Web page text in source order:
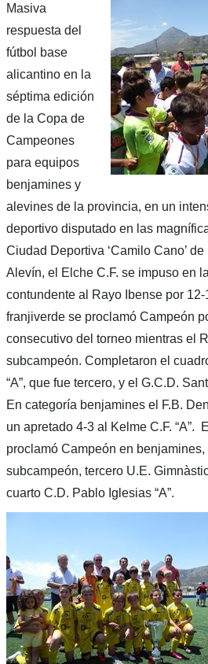
Masiva
respuesta del
fútbol base
alicantino en la
séptima edición
de la Copa de
Campeones
para equipos
benjamines y
alevines de la provincia, en un
deportivo disputado en las
Ciudad Deportiva ‘Camilo Cano’
Alevín, el Elche C.F. se impuso en
contundente al Rayo Ibense por
franjiverde se proclamó Campeón
consecutivo del torneo mientras el
subcampeón. Completaron el
“A”, que fue tercero, y el G.C.D.
En categoría benjamines el F.B.
un apretado 4-3 al Kelme C.F. “A”.
proclamó Campeón en benjamines,
subcampeón, tercero U.E.
cuarto C.D. Pablo Iglesias “A”.